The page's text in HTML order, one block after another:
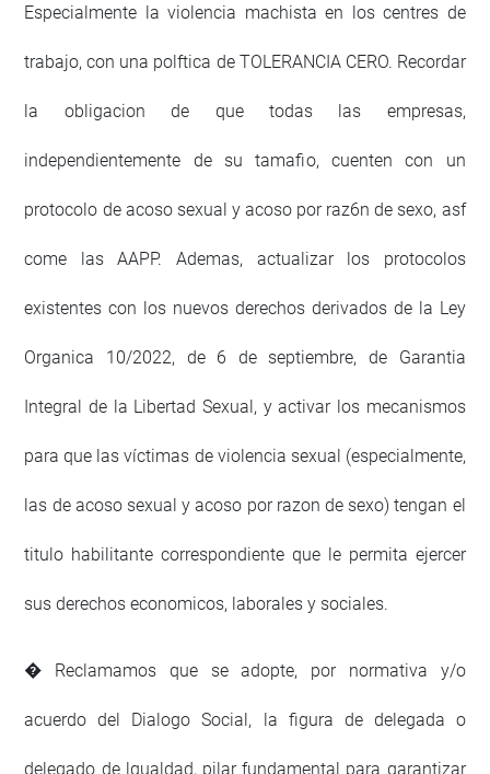
Especialmente la violencia machista en los centres de
trabajo, con una polftica de TOLERANCIA CERO. Recordar
la obligacion de que todas las empresas,
independientemente de su tamafio, cuenten con un
protocolo de acoso sexual y acoso por raz6n de sexo, asf
come las AAPP. Ademas, actualizar los protocolos
existentes con los nuevos derechos derivados de la Ley
Organica 10/2022, de 6 de septiembre, de Garantia
Integral de la Libertad Sexual, y activar los mecanismos
para que las víctimas de violencia sexual (especialmente,
las de acoso sexual y acoso por razon de sexo) tengan el
titulo habilitante correspondiente que le permita ejercer
sus derechos economicos, laborales y sociales.
� Reclamamos que se adopte, por normativa y/o
acuerdo del Dialogo Social, la figura de delegada o
delegado de lgualdad, pilar fundamental para garantizar